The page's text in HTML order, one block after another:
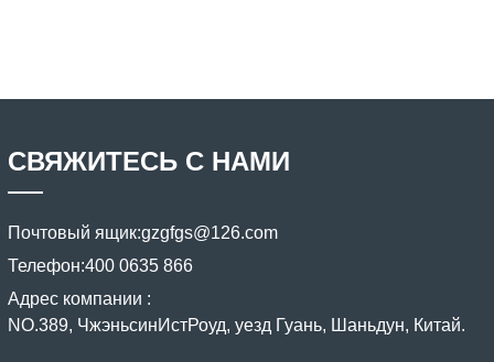
СВЯЖИТЕСЬ С НАМИ
Почтовый ящик:gzgfgs@126.com
Телефон:400 0635 866
Адрес компании :
NO.389, ЧжэньсинИстРоуд, уезд Гуань, Шаньдун, Китай.